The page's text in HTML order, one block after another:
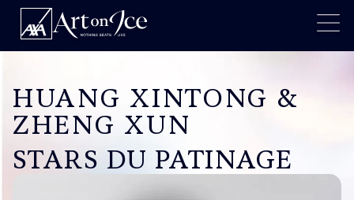
HUANG XINTONG &
ZHENG XUN
STARS DU PATINAGE